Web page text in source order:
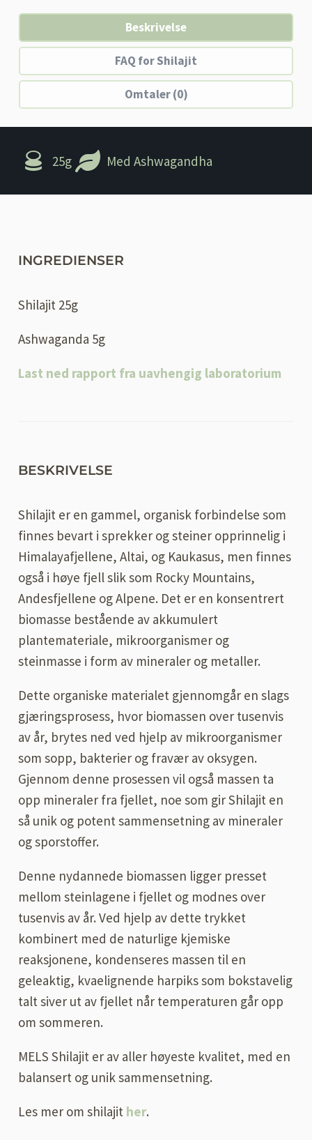
Beskrivelse
FAQ for Shilajit
Omtaler (0)
25g Med Ashwagandha
INGREDIENSER
Shilajit 25g
Ashwaganda 5g
Last ned rapport fra uavhengig laboratorium
BESKRIVELSE
Shilajit er en gammel, organisk forbindelse som
finnes bevart i sprekker og steiner opprinnelig i
Himalayafjellene, Altai, og Kaukasus, men finnes
også i høye fjell slik som Rocky Mountains,
Andesfjellene og Alpene. Det er en konsentrert
biomasse bestående av akkumulert
plantemateriale, mikroorganismer og
steinmasse i form av mineraler og metaller.
Dette organiske materialet gjennomgår en slags
gjæringsprosess, hvor biomassen over tusenvis
av år, brytes ned ved hjelp av mikroorganismer
som sopp, bakterier og fravær av oksygen.
Gjennom denne prosessen vil også massen ta
opp mineraler fra fjellet, noe som gir Shilajit en
så unik og potent sammensetning av mineraler
og sporstoffer.
Denne nydannede biomassen ligger presset
mellom steinlagene i fjellet og modnes over
tusenvis av år. Ved hjelp av dette trykket
kombinert med de naturlige kjemiske
reaksjonene, kondenseres massen til en
geleaktig, kvaelignende harpiks som bokstavelig
talt siver ut av fjellet når temperaturen går opp
om sommeren.
MELS Shilajit er av aller høyeste kvalitet, med en
balansert og unik sammensetning.
Les mer om shilajit her.